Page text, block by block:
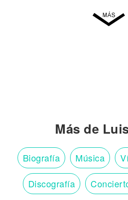
Más de
Biografía Música
Discografía